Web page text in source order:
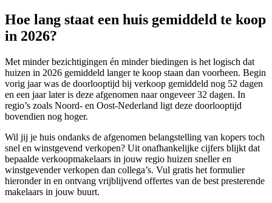
Hoe lang staat een huis gemiddeld te koop
in 2026?
Met minder bezichtigingen én minder biedingen is het logisch dat
huizen in 2026 gemiddeld langer te koop staan dan voorheen. Begin
vorig jaar was de doorlooptijd bij verkoop gemiddeld nog 52 dagen
en een jaar later is deze afgenomen naar ongeveer 32 dagen. In
regio’s zoals Noord- en Oost-Nederland ligt deze doorlooptijd
bovendien nog hoger.
Wil jij je huis ondanks de afgenomen belangstelling van kopers toch
snel en winstgevend verkopen? Uit onafhankelijke cijfers blijkt dat
bepaalde verkoopmakelaars in jouw regio huizen sneller en
winstgevender verkopen dan collega’s. Vul gratis het formulier
hieronder in en ontvang vrijblijvend offertes van de best presterende
makelaars in jouw buurt.